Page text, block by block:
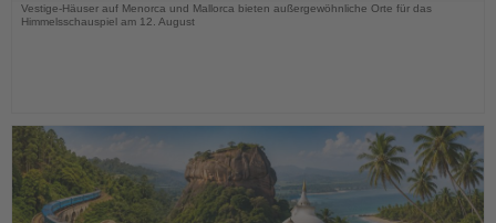
Vestige-Häuser auf Menorca und Mallorca bieten außergewöhnliche Orte für das
Himmelsschauspiel am 12. August